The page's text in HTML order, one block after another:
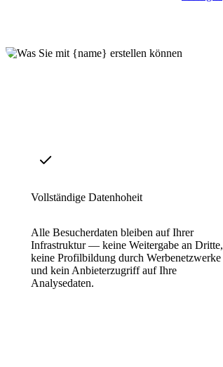
Vollständige Datenhoheit
Alle Besucherdaten bleiben auf Ihrer
Infrastruktur — keine Weitergabe an Dritte,
keine Profilbildung durch Werbenetzwerke
und kein Anbieterzugriff auf Ihre
Analysedaten.